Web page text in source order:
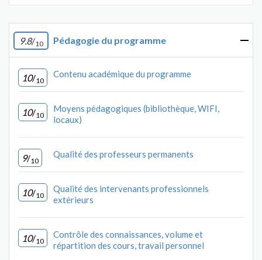
9.8/10 Pédagogie du programme
10/10
Contenu académique du programme
10/10
Moyens pédagogiques (bibliothèque, WIFI,
locaux)
9/10
Qualité des professeurs permanents
10/10
Qualité des intervenants professionnels
extérieurs
10/10
Contrôle des connaissances, volume et
répartition des cours, travail personnel